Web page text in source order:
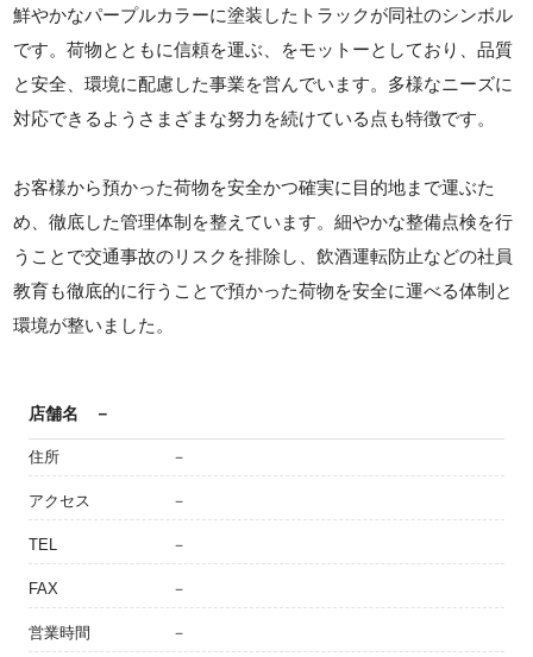
鮮やかなパープルカラーに塗装したトラックが同社のシンボル
です。荷物とともに信頼を運ぶ、をモットーとしており、品質
と安全、環境に配慮した事業を営んでいます。多様なニーズに
対応できるようさまざまな努力を続けている点も特徴です。
お客様から預かった荷物を安全かつ確実に目的地まで運ぶた
め、徹底した管理体制を整えています。細やかな整備点検を行
うことで交通事故のリスクを排除し、飲酒運転防止などの社員
教育も徹底的に行うことで預かった荷物を安全に運べる体制と
環境が整いました。
店舗名 －
住所 －
アクセス －
TEL －
FAX －
営業時間 －